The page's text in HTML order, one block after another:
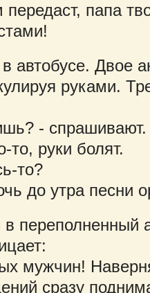
папа
автобусе. Двое
руками.
- спрашивают.
то, руки болят.
то?
до утра песни
в переполненный
мужчин!
сразу